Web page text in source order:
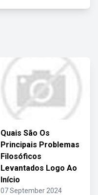
Quais São Os
Principais Problemas
Filosóficos
Levantados Logo Ao
Início
07 September 2024